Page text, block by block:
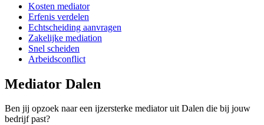
Kosten mediator
Erfenis verdelen
Echtscheiding aanvragen
Zakelijke mediation
Snel scheiden
Arbeidsconflict
Mediator Dalen
Ben jij opzoek naar een ijzersterke mediator uit Dalen die bij jouw
bedrijf past?